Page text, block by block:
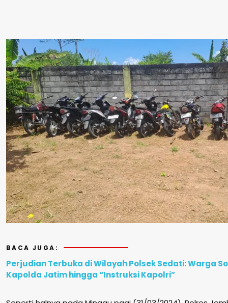
BACA JUGA:
Perjudian Terbuka di Wilayah Polsek Sedati: Warga
Kapolda Jatim hingga “Instruksi Kapolri”